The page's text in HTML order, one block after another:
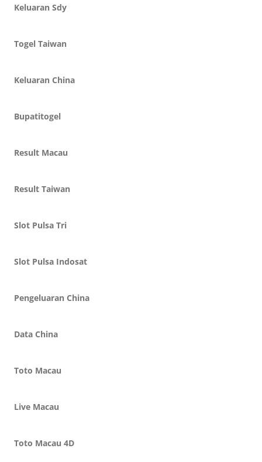
Keluaran Sdy
Togel Taiwan
Keluaran China
Bupatitogel
Result Macau
Result Taiwan
Slot Pulsa Tri
Slot Pulsa Indosat
Pengeluaran China
Data China
Toto Macau
Live Macau
Toto Macau 4D